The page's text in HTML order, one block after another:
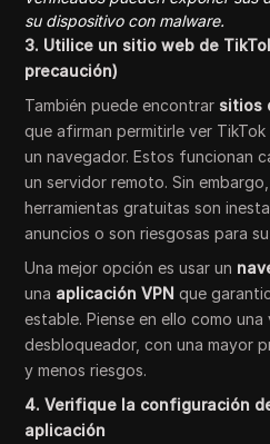
su dispositivo con malware.
3. Utilice un sitio web de
precaución)
También puede encontrar sitios
que afirman permitirle ver
un navegador. Estos funcionan
un servidor remoto. Sin
herramientas gratuitas son
anuncios o son riesgosas para
Una mejor opción es usar un
una aplicación VPN que
estable. Piense en ello como
desbloqueador, con una mayor
y menos riesgos.
4. Verifique la configuración
aplicación